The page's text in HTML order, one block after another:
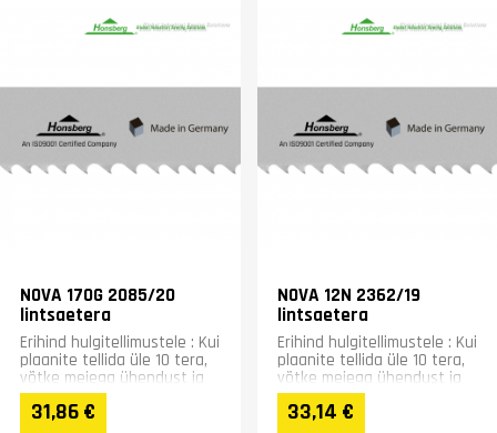
NOVA 170G 2085/20
lintsaetera
Erihind hulgitellimustele : Kui
plaanite tellida üle 10 tera,
võtke meiega ühendust ja
saame pakkuda teile
erihinda:...
31,86 €
NOVA 12N 2362/19
lintsaetera
Erihind hulgitellimustele : Kui
plaanite tellida üle 10 tera,
võtke meiega ühendust ja
saame pakkuda teile
erihinda:...
33,14 €